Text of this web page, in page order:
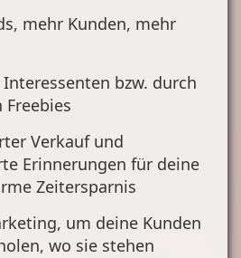
mehr Kunden, mehr
bzw. durch
Verkauf und
Erinnerungen für deine
Zeitersparnis
um deine Kunden
wo sie stehen